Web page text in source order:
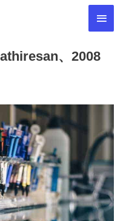
メ
ン
ニ
ュ
ー
、2008